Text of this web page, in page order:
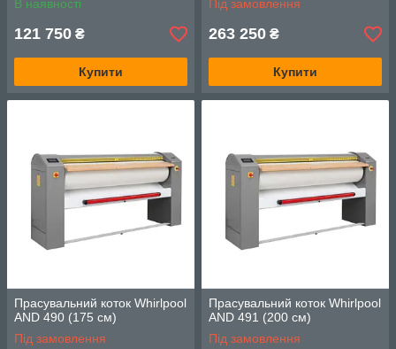
В наявності
121 750 ₴
Купити
Під замовлення
263 250 ₴
Купити
Прасувальний коток Whirlpool
AND 490 (175 см)
Під замовлення
Прасувальний коток Whirlpool
AND 491 (200 см)
Під замовлення